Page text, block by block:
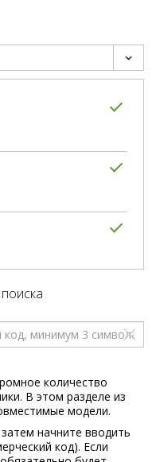
количество
В этом разделе из
модели.
начните вводить
код). Если